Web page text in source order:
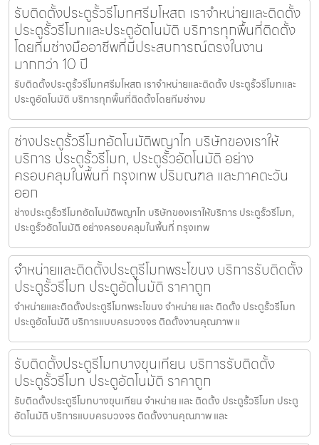
รับติดตั้งประตูรั้วรีโมทศรีมโหสถ เราจำหน่ายและติดตั้ง
ประตูรั้วรีโมทและประตูอัตโนมัติ บริการทุกพื้นที่ติดตั้ง
โดยทีมช่างมืออาชีพที่มีประสบการณ์ตรงในงาน
มากกว่า 10 ปี
รับติดตั้งประตูรั้วรีโมทศรีมโหสถ เราจำหน่ายและติดตั้ง ประตูรั้วรีโมทและ
ประตูอัตโนมัติ บริการทุกพื้นที่ติดตั้งโดยทีมช่างม
ช่างประตูรั้วรีโมทอัตโนมัติพญาไท บริษัทของเราให้
บริการ ประตูรั้วรีโมท, ประตูรั้วอัตโนมัติ อย่าง
ครอบคลุมในพื้นที่ กรุงเทพ ปริมณฑล และภาคตะวัน
ออก
ช่างประตูรั้วรีโมทอัตโนมัติพญาไท บริษัทของเราให้บริการ ประตูรั้วรีโมท,
ประตูรั้วอัตโนมัติ อย่างครอบคลุมในพื้นที่ กรุงเทพ
จำหน่ายและติดตั้งประตูรีโมทพระโขนง บริการรับติดตั้ง
ประตูรั้วรีโมท ประตูอัตโนมัติ ราคาถูก
จำหน่ายและติดตั้งประตูรีโมทพระโขนง จำหน่าย และ ติดตั้ง ประตูรั้วรีโมท
ประตูอัตโนมัติ บริการแบบครบวงจร ติดตั้งงานคุณภาพ แ
รับติดตั้งประตูรีโมทบางขุนเทียน บริการรับติดตั้ง
ประตูรั้วรีโมท ประตูอัตโนมัติ ราคาถูก
รับติดตั้งประตูรีโมทบางขุนเทียน จำหน่าย และ ติดตั้ง ประตูรั้วรีโมท ประตู
อัตโนมัติ บริการแบบครบวงจร ติดตั้งงานคุณภาพ และ